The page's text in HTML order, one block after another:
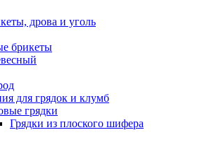
дрова и уголь
брикеты
для грядок и клумб
грядки
Грядки из плоского шифера